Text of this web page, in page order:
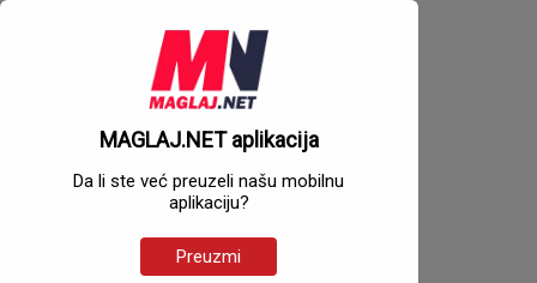
MAGLAJ.NET aplikacija
Da li ste već preuzeli našu mobilnu
aplikaciju?
Preuzmi